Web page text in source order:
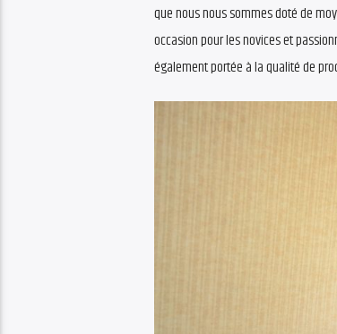
que nous nous sommes doté de
occasion pour les novices et
également portée à la qualité de